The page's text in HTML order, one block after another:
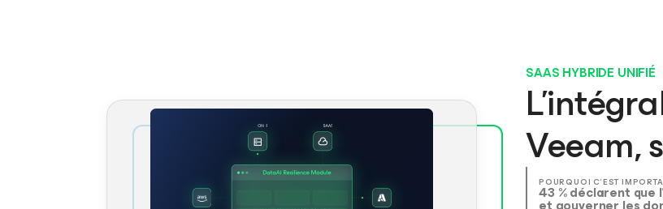
SAAS HYBRIDE UNIFIÉ
Veeam,
POURQUOI C’EST
43 % déclarent que